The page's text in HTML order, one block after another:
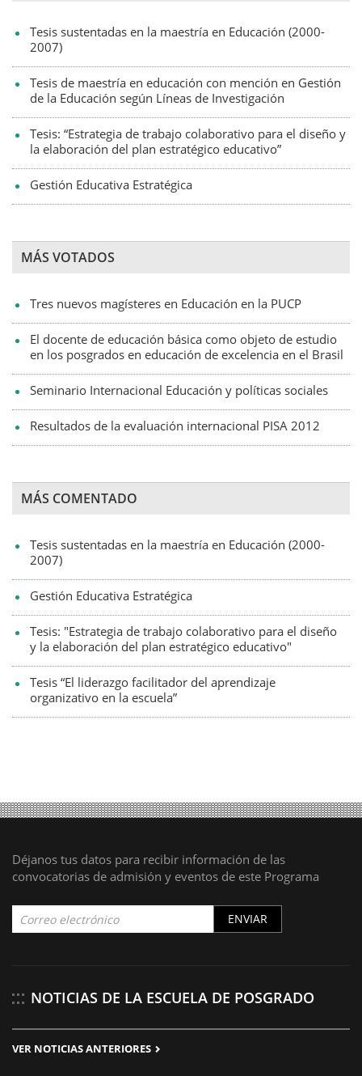
Tesis sustentadas en la maestría en Educación (2000-
2007)
Tesis de maestría en educación con mención en Gestión
de la Educación según Líneas de Investigación
Tesis: “Estrategia de trabajo colaborativo para el diseño y
la elaboración del plan estratégico educativo”
Gestión Educativa Estratégica
MÁS VOTADOS
Tres nuevos magísteres en Educación en la PUCP
El docente de educación básica como objeto de estudio
en los posgrados en educación de excelencia en el Brasil
Seminario Internacional Educación y políticas sociales
Resultados de la evaluación internacional PISA 2012
MÁS COMENTADO
Tesis sustentadas en la maestría en Educación (2000-
2007)
Gestión Educativa Estratégica
Tesis: "Estrategia de trabajo colaborativo para el diseño
y la elaboración del plan estratégico educativo"
Tesis “El liderazgo facilitador del aprendizaje
organizativo en la escuela”
Déjanos tus datos para recibir información de las
convocatorias de admisión y eventos de este Programa
ENVIAR
NOTICIAS DE LA ESCUELA DE POSGRADO
VER NOTICIAS ANTERIORES